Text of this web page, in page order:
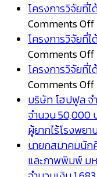
โครงการวิจัยที่
Comments Offon
ได้
โครงการวิจัยที่
Comments Offon
โครงการวิจัยที่
Comments Offon
บริษัท โฮปฟูล จ
จำนวน 50,000
ผู้ยากไร้โรงพยา
นายกสมาคมนัก
และภาพพิมพ์ ม